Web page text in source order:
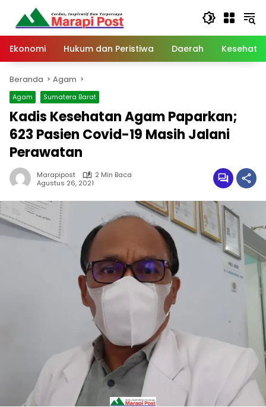
Langsung
konten
Ekonomi
Hukum dan Peristiwa Daerah
Beranda Agam
Agam Sumatera Barat
Kadis Kesehatan Agam Paparkan;
623 Pasien Covid-19 Masih Jalani
Perawatan
Marapipost
2 Min Baca
Agustus 26, 2021